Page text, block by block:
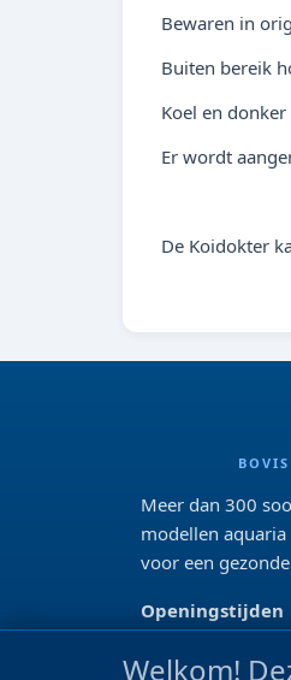
Bewaren in
Buiten bereik
Koel en
Er wordt
De Koidokter
Meer dan 300
modellen
voor een
Openingstijden
Za: 09:00 - 17:00
Welkom!